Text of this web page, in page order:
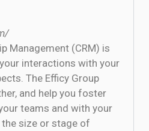
Management (CRM) is
interactions with your
The Efficy Group
and help you foster
teams and with your
size or stage of